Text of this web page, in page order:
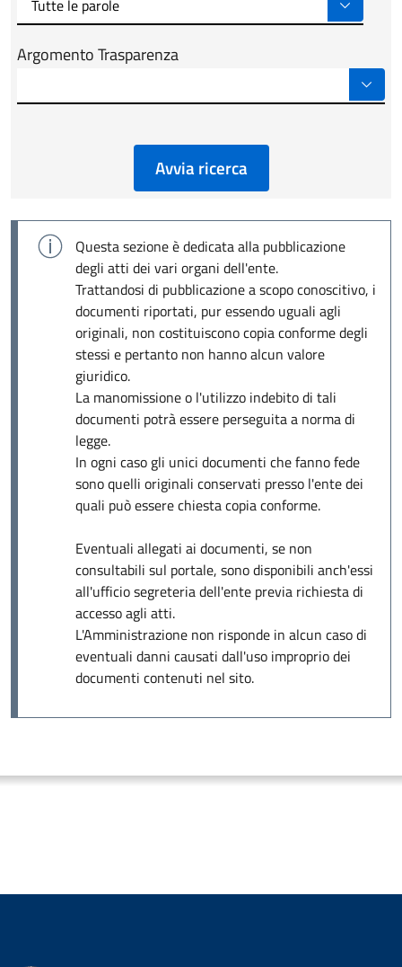
Argomento Trasparenza
Avvia ricerca
Questa sezione è dedicata alla pubblicazione
degli atti dei vari organi dell'ente.
Trattandosi di pubblicazione a scopo conoscitivo, i
documenti riportati, pur essendo uguali agli
originali, non costituiscono copia conforme degli
stessi e pertanto non hanno alcun valore
giuridico.
La manomissione o l'utilizzo indebito di tali
documenti potrà essere perseguita a norma di
legge.
In ogni caso gli unici documenti che fanno fede
sono quelli originali conservati presso l'ente dei
quali può essere chiesta copia conforme.
Eventuali allegati ai documenti, se non
consultabili sul portale, sono disponibili anch'essi
all'ufficio segreteria dell'ente previa richiesta di
accesso agli atti.
L'Amministrazione non risponde in alcun caso di
eventuali danni causati dall'uso improprio dei
documenti contenuti nel sito.